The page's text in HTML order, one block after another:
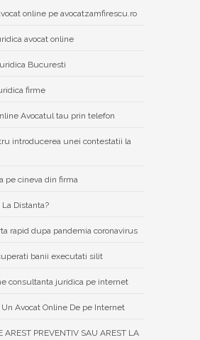
online pe avocatzamfirescu.ro
avocat online
Bucuresti
firme
Avocatul tau prin telefon
introducerea unei contestatii la
pe cineva din firma
Distanta?
rapid dupa pandemia coronavirus
banii executati silit
consultanta juridica pe internet
Avocat Online De pe Internet
AREST PREVENTIV SAU AREST LA